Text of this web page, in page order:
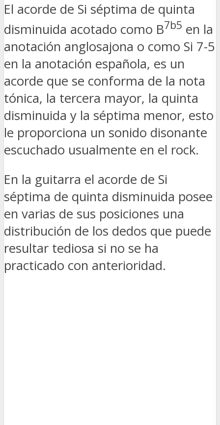
El acorde de Si séptima de quinta
disminuida acotado como B7b5 en la
anotación anglosajona o como Si 7-5
en la anotación española, es un
acorde que se conforma de la nota
tónica, la tercera mayor, la quinta
disminuida y la séptima menor, esto
le proporciona un sonido disonante
escuchado usualmente en el rock.
En la guitarra el acorde de Si
séptima de quinta disminuida posee
en varias de sus posiciones una
distribución de los dedos que puede
resultar tediosa si no se ha
practicado con anterioridad.